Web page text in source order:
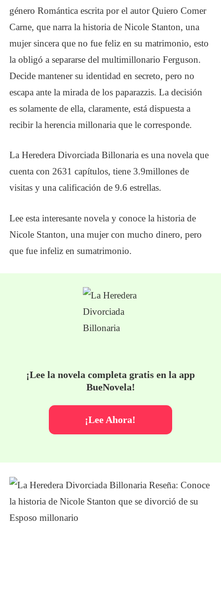
géneroRomántica escrita por el autor Quiero Comer
Carne, que narra la historia de Nicole Stanton, una
mujer sincera que no fue feliz en su matrimonio, esto
la obligó a separarse del multimillonario Ferguson.
Decide mantener su identidad en secreto, pero no
escapa ante la mirada de los paparazzis. La decisión
es solamente de ella, claramente, está dispuesta a
recibir la herencia millonaria que le corresponde.
La Heredera Divorciada Billonaria es una novela que
cuenta con2631 capítulos, tiene 3.9millones de
visitas y una calificación de 9.6 estrellas.
Lee esta interesante novela y conoce la historia de
Nicole Stanton, una mujer con mucho dinero, pero
que fue infeliz en sumatrimonio.
¡Lee la novela completa gratis en la app
BueNovela!
¡Lee Ahora!